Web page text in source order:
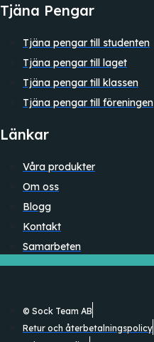
Tjäna Pengar
Tjäna pengar till studenten
Tjäna pengar till laget
Tjäna pengar till klassen
Tjäna pengar till föreningen
Länkar
Våra produkter
Om oss
Blogg
Kontakt
Samarbeten
© Sock Team AB
Retur och återbetalningspolicy